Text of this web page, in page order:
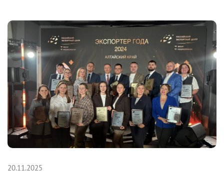
20.11.2025